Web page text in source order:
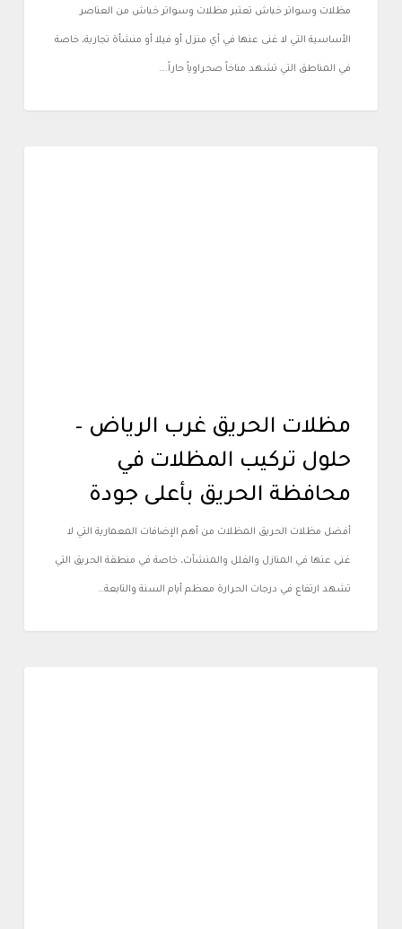
مظلات وسواتر خباش تعتبر مظلات وسواتر خباش من العناصر
الأساسية التي لا غنى عنها في أي منزل أو فيلا أو منشأة تجارية، خاصة
في المناطق التي تشهد مناخاً صحراوياً حاراً.…
مظلات الحريق غرب الرياض –
حلول تركيب المظلات في
محافظة الحريق بأعلى جودة
أفضل مظلات الحريق المظلات من أهم الإضافات المعمارية التي لا
غنى عنها في المنازل والفلل والمنشآت، خاصة في منطقة الحريق التي
تشهد ارتفاع في درجات الحرارة معظم أيام السنة والتابعة…